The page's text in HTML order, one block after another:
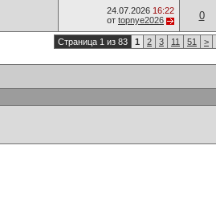
24.07.2026 16:22
от topnye2026 0
Страница 1 из 83 1 2 3 11 51 >